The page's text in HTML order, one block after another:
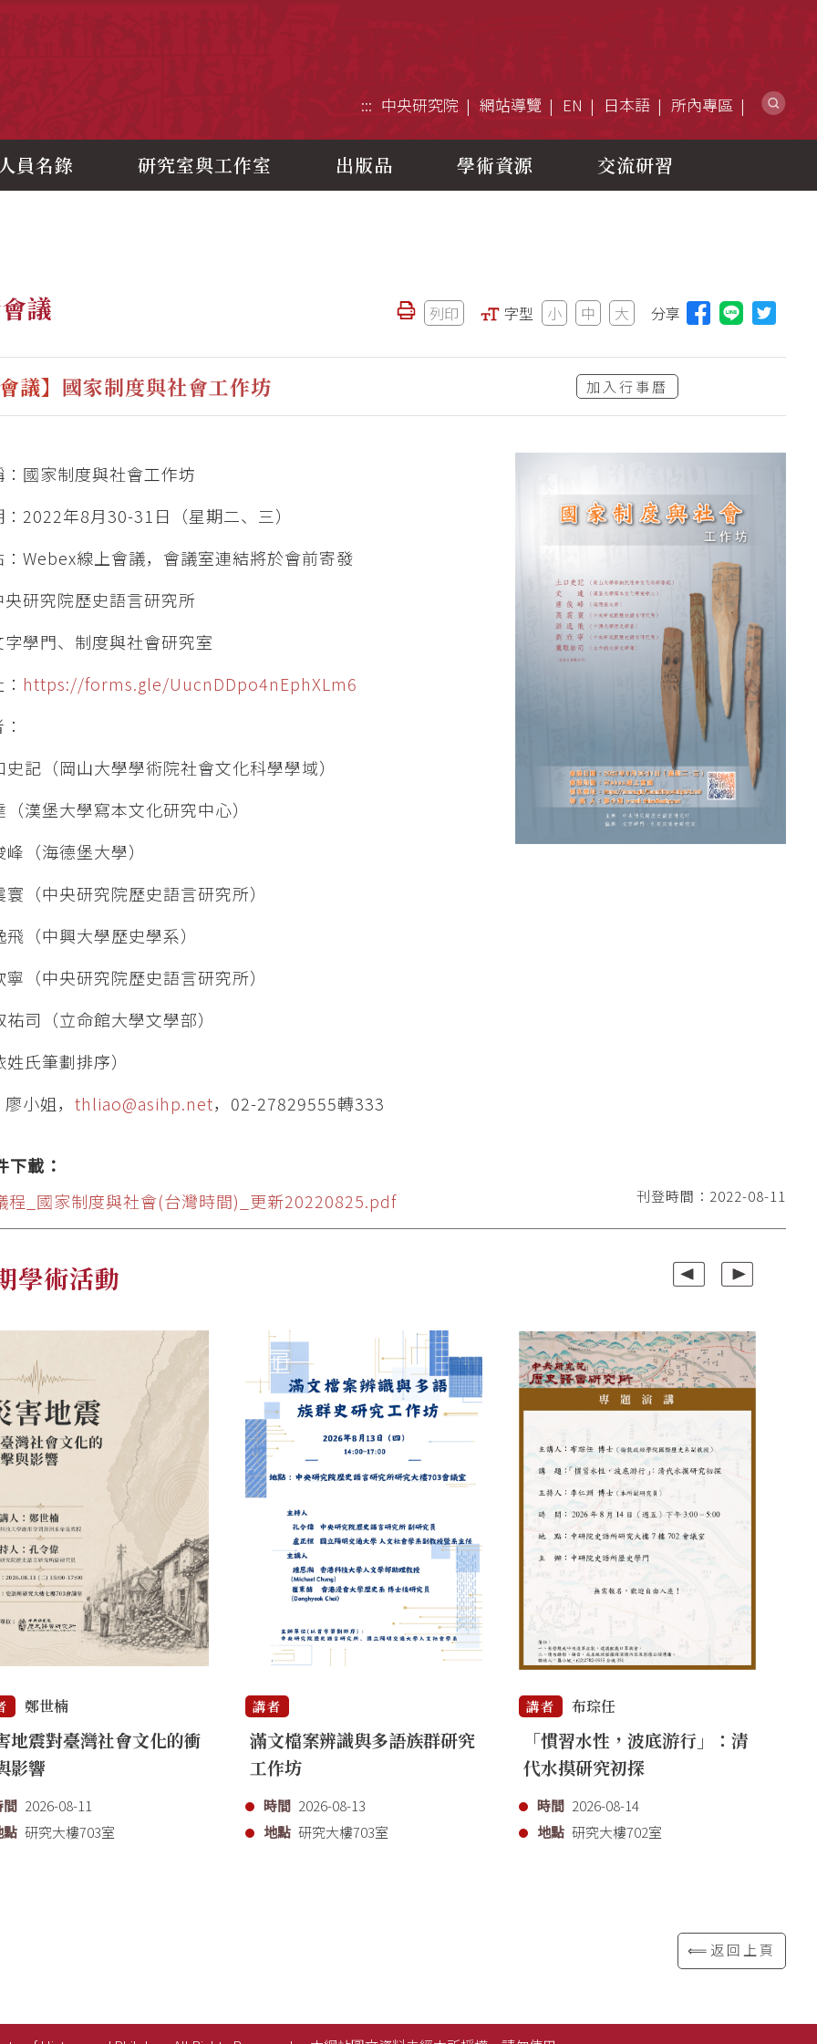
::: 中央研究院 網站導覽 EN 日本語 所內專區
員名錄 研究室與工作室 出版品 學術資源 交流研習
議 列印 字型 小 中 大 分享 分享本頁
議】 國家制度與社會工作坊 加入行事曆
國家制度與社會工作坊
2022年8月30-31日（星期二、三）
：Webex線上會議，會議室連結將於會前寄發
研究院歷史語言研究所
學門、制度與社會研究室
https://forms.gle/UucnDDpo4nEphXLm6
史記（岡山大學學術院社會文化科學學域）
（漢堡大學寫本文化研究中心）
峰（海德堡大學）
寰（中央研究院歷史語言研究所）
飛（中興大學歷史學系）
寧（中央研究院歷史語言研究所）
祐司（立命館大學文學部）
姓氏筆劃排序）
廖小姐，thliao@asihp.net，02-27829555轉333
下載：
程_國家制度與社會(台灣時間)_更新20220825.pdf
刊登時間：2022-08-11
學術活動 上一組
鄭世楠
地震對臺灣社會文化的衝
影響
間 2026-08-11
點 研究大樓703室
講者
滿文檔案辨識與多語族群研究
工作坊
時間 2026-08-13
地點 研究大樓703室
講者 布琮任
「慣習水性，波底游行」：清
代水摸研究初探
時間 2026-08-14
地點 研究大樓702室
⟸返回上頁